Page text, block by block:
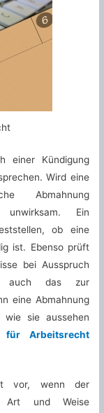
einer Kündigung
Wird eine
Abmahnung
Ein
ob eine
ist. Ebenso prüft
bei Ausspruch
auch das zur
eine Abmahnung
sie aussehen
für Arbeitsrecht
vor, wenn der
Art und Weise